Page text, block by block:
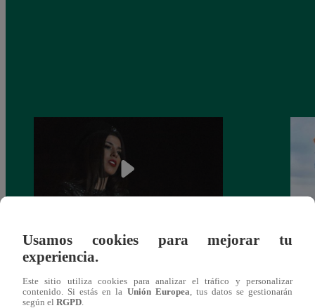
¿Yahaira Plasencia y Maritza Rodríguez
más unidas que nunca?
Usamos cookies para mejorar tu
experiencia.
Este sitio utiliza cookies para analizar el tráfico y personalizar
contenido. Si estás en la Unión Europea , tus datos se gestionarán
según el RGPD